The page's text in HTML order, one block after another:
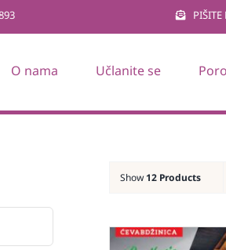
O nama Učlanite se
Show 12 Products